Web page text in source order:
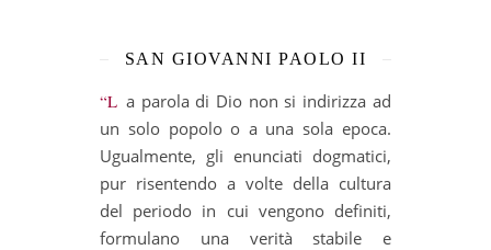
SAN GIOVANNI PAOLO II
“La parola di Dio non si indirizza ad
un solo popolo o a una sola epoca.
Ugualmente, gli enunciati dogmatici,
pur risentendo a volte della cultura
del periodo in cui vengono definiti,
formulano una verità stabile e